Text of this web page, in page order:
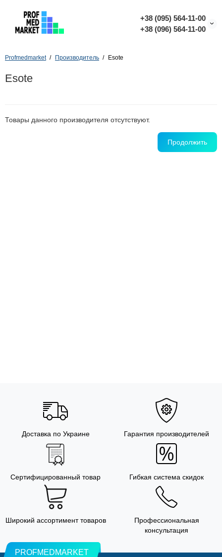
+38 (095) 564-11-00
+38 (096) 564-11-00
Profmedmarket Производитель Esote
Esote
Товары данного производителя отсутствуют.
Продолжить
Доставка по Украине Гарантия производителей
Сертифицированный товар Гибкая система скидок
Широкий ассортимент товаров
Профессиональная
консультация
PROFMEDMARKET